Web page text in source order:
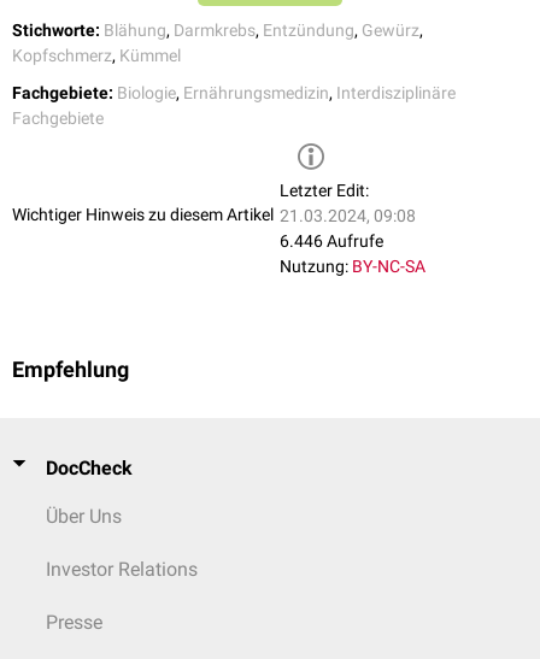
Kümmelöl wird verdünnt bei Massagen eingesetzt und dient als
Badezusatz.
Stichworte: Blähung, Darmkrebs, Entzündung, Gewürz,
Kopfschmerz, Kümmel
Fachgebiete: Biologie, Ernährungsmedizin, Interdisziplinäre
Fachgebiete
Wichtiger Hinweis zu diesem Artikel
Letzter Edit:
21.03.2024, 09:08
6.446 Aufrufe
Nutzung: BY-NC-SA
Empfehlung
DocCheck
Über Uns
Investor Relations
Presse